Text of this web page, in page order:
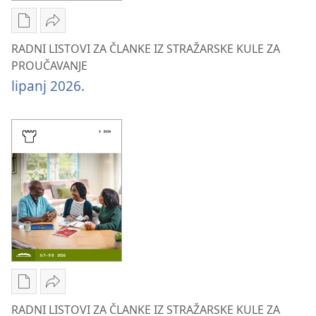
Postavke
preuzimanja
naših
izdanja
RADNI
ZA
ČLANKE
IZ
STRAŽARSKE
KULE
ZA
PROUČAVANJE
lipanj 2026.
Podijeli
RADNI
LISTOVI
ZA
ČLANKE
STRAŽARSKE
ZA
PROUČAVANJE
lipanj 2026.
RADNI LISTOVI ZA ČLANKE IZ STRAŽARSKE KULE ZA
PROUČAVANJE
lipanj 2026.
Postavke
preuzimanja
Podijeli
RADNI
RADNI LISTOVI ZA ČLANKE IZ STRAŽARSKE KULE ZA